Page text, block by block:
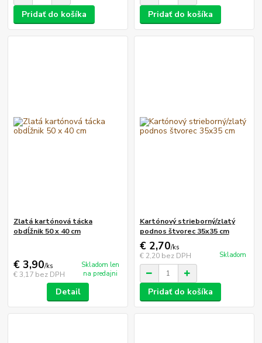
Pridať do košíka Pridať do košíka
Zlatá kartónová tácka
obdĺžnik 50 x 40 cm
€ 3,90/ks
€ 3,17 bez DPH
Skladom len
na predajni
Detail
Kartónový strieborný/zlatý
podnos štvorec 35x35 cm
€ 2,70/ks
€ 2,20 bez DPH Skladom
Pridať do košíka